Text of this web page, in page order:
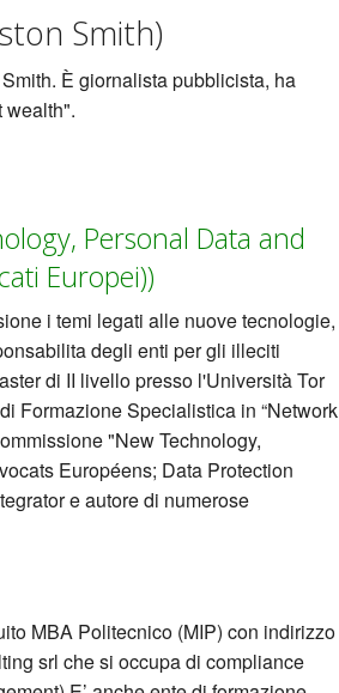
Smith)
È giornalista pubblicista, ha
wealth".
Personal Data and
Europei))
i temi legati alle nuove tecnologie,
degli enti per gli illeciti
di II livello presso l'Università Tor
Formazione Specialistica in “Network
"New Technology,
Européens; Data Protection
e autore di numerose
MBA Politecnico (MIP) con indirizzo
srl che si occupa di compliance